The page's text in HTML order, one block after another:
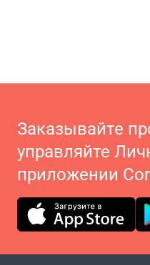
Заказывайте
управляйте
приложении